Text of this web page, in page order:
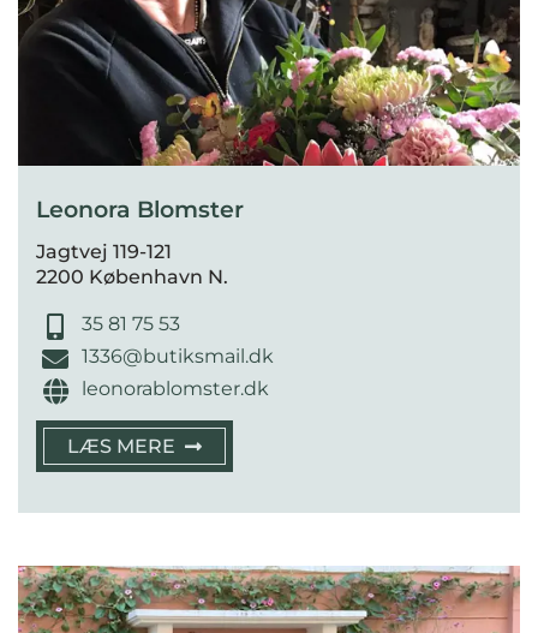
Leonora Blomster
Jagtvej 119-121
2200 København N.
35 81 75 53
1336@butiksmail.dk
leonorablomster.dk
LÆS MERE